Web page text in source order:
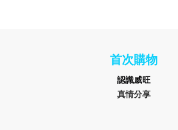
首次購物
認識威旺
真情分享